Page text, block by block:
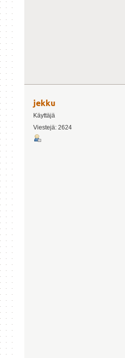
jekku
Käyttäjä
Viestejä: 2624